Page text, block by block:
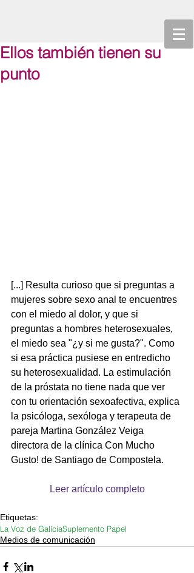
Ellos también tienen su
punto
[...] Resulta curioso que si preguntas a
mujeres sobre sexo anal te encuentres
con el miedo al dolor, y que si
preguntas a hombres heterosexuales,
el miedo sea "¿y si me gusta?". Como
si esa práctica pusiese en entredicho
su heterosexualidad. La estimulación
de la próstata no tiene nada que ver
con tu orientación sexoafectiva, explica
la psicóloga, sexóloga y terapeuta de
pareja Martina González Veiga
directora de la clínica Con Mucho
Gusto! de Santiago de Compostela.
Leer artículo completo
Etiquetas:
La Voz de GaliciaSuplemento Papel
Medios de comunicación